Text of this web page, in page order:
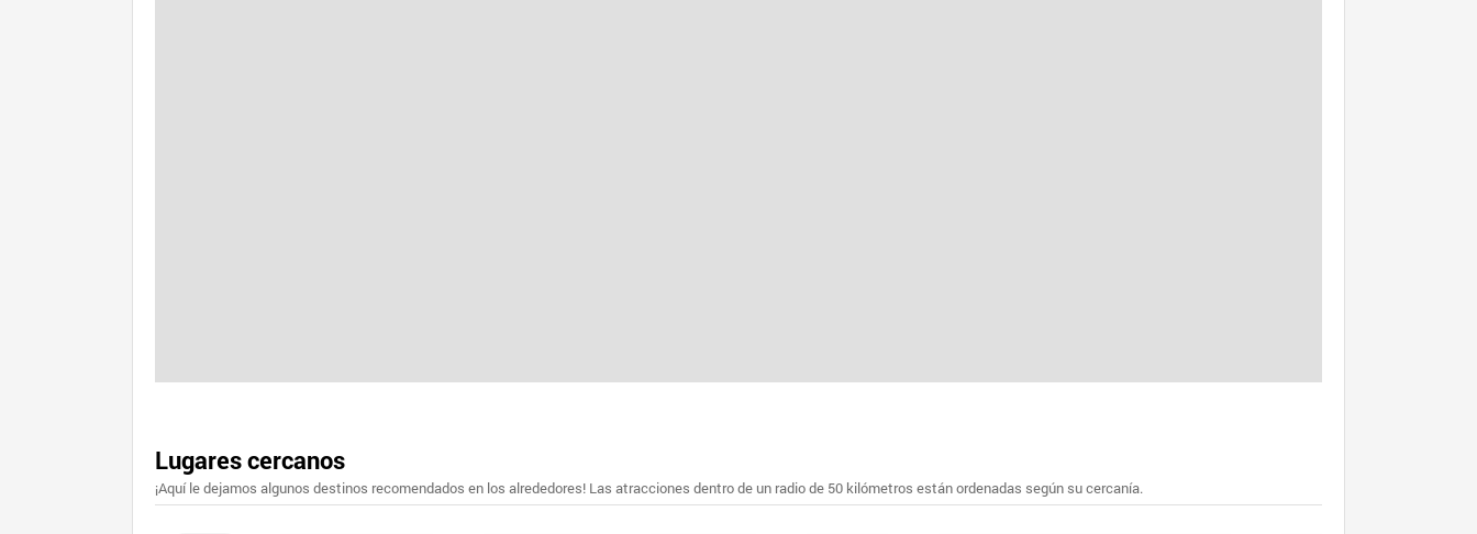
Lugares cercanos
¡Aquí le dejamos algunos destinos recomendados en los alrededores! Las atracciones dentro de un radio de 50 kilómetros están ordenadas según su cercanía.